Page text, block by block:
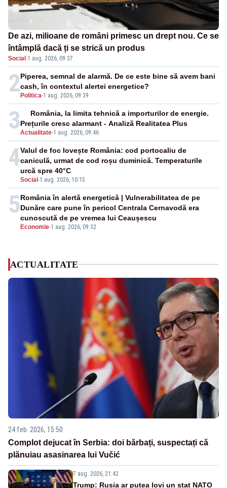
De azi, milioane de români primesc un drept nou. Ce se
întâmplă dacă ți se strică un produs
Social ·1 aug. 2026, 09:37
2 Politica-1 aug. 2026, 09:39
Piperea, semnal de alarmă. De ce este bine să avem bani
cash, în contextul alertei energetice?
3Actualitate-1 aug. 2026, 09:46
România, la limita tehnică a importurilor de energie.
Prețurile cresc alarmant - Analiză Realitatea Plus
4
Social -1 aug. 2026, 10:15
Valul de foc lovește România: cod portocaliu de
caniculă, urmat de cod roșu duminică. Temperaturile
urcă spre 40°C
5
Economie-1 aug. 2026, 09:32
România în alertă energetică | Vulnerabilitatea de pe
Dunăre care pune în pericol Centrala Cernavodă era
cunoscută de pe vremea lui Ceaușescu
ACTUALITATE
24 feb. 2026, 15:50
Complot dejucat în Serbia: doi bărbați, suspectați că
plănuiau asasinarea lui Vučić
7 aug. 2026, 21:42
Trump: Rusia ar putea lovi un stat NATO